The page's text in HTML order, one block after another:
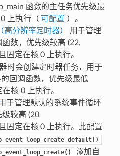
函数的主任务优先级最
上执行（ 可配置 ）。
高分辨率定时器）
用于管理
数，优先级较高 (22,
固定在核 0 上执行。
时会创建定时器任务，用于
的回调函数，优先级最低
在核 0 上执行。
于管理默认的系统事件循环
较高 (20,
固定在核 0 上执行。此配置
添加自